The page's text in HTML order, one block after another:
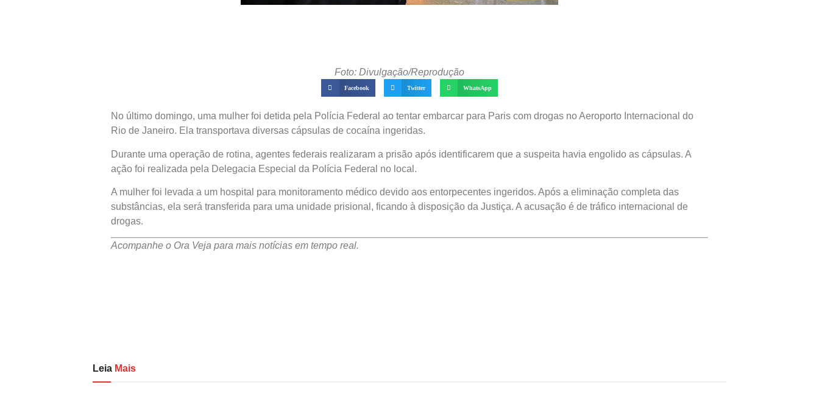
Foto: Divulgação/Reprodução
Facebook Twitter WhatsApp
No último domingo, uma mulher foi detida pela Polícia Federal ao tentar embarcar para Paris com drogas no Aeroporto Internacional do
Rio de Janeiro. Ela transportava diversas cápsulas de cocaína ingeridas.
Durante uma operação de rotina, agentes federais realizaram a prisão após identificarem que a suspeita havia engolido as cápsulas. A
ação foi realizada pela Delegacia Especial da Polícia Federal no local.
A mulher foi levada a um hospital para monitoramento médico devido aos entorpecentes ingeridos. Após a eliminação completa das
substâncias, ela será transferida para uma unidade prisional, ficando à disposição da Justiça. A acusação é de tráfico internacional de
drogas.
Acompanhe o Ora Veja para mais notícias em tempo real.
Leia Mais